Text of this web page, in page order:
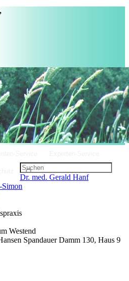
Dr. med. Gerald Hanf
Simon
Westend
Spandauer Damm 130, Haus 9